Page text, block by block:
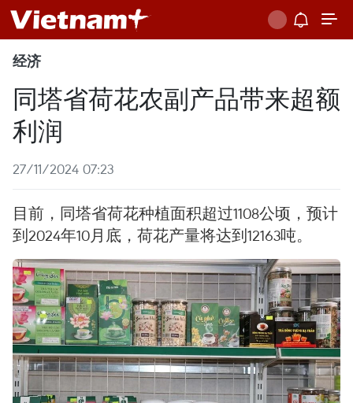
经济
同塔省荷花农副产品带来超额
利润
27/11/2024 07:23
目前，同塔省荷花种植面积超过1108公顷，预计
到2024年10月底，荷花产量将达到12163吨。